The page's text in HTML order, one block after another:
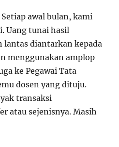
awal bulan, kami
Uang tunai hasil
lantas diantarkan kepada
menggunakan amplop
ke Pegawai Tata
dosen yang dituju.
transaksi
atau sejenisnya. Masih